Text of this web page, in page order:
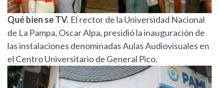
Qué bien se TV. El rector de la Universidad Nacional
de La Pampa, Oscar Alpa, presidió la inauguración de
las instalaciones denominadas Aulas Audiovisuales en
el Centro Universitario de General Pico.